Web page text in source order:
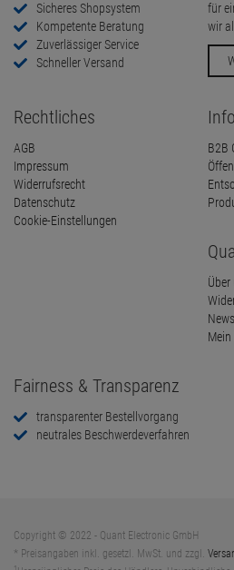
Sicheres Shopsystem
Kompetente Beratung
Zuverlässiger Service
Schneller Versand
für
wir
Rechtliches
AGB
Impressum
Widerrufsrecht
Datenschutz
Cookie-Einstellungen
B2B
Über
Fairness & Transparenz
transparenter Bestellvorgang
neutrales Beschwerdeverfahren
Copyright © 2022 - Quant Electronic GmbH
* Preisangaben inkl. gesetzl. MwSt. und zzgl.